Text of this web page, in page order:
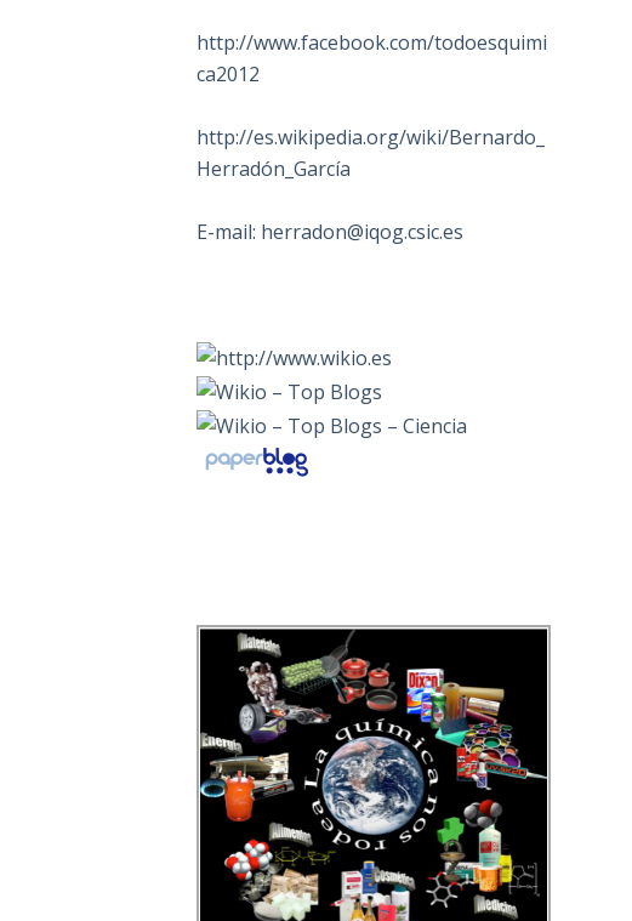
http://www.facebook.com/todoesquimi
ca2012
http://es.wikipedia.org/wiki/Bernardo_
Herradón_García
E-mail: herradon@iqog.csic.es